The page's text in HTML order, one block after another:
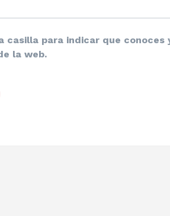
casilla para indicar que conoces
la web.